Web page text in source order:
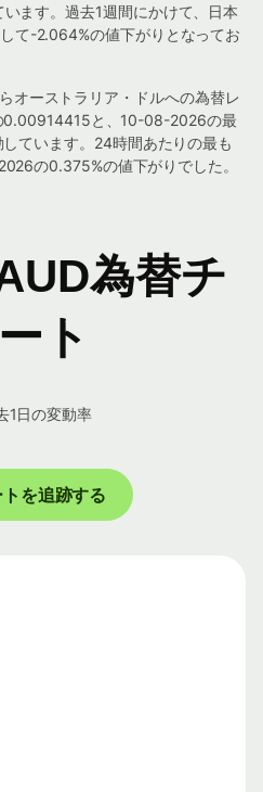
ます。過去1週間にかけて、日本
て-2.064%の値下がりとなってお
オーストラリア・ドルへの為替レ
と、10-08-2026の最
ています。24時間あたりの最も
の0.375%の値下がりでした。
為替チ
ト
1日の変動率
を追跡する